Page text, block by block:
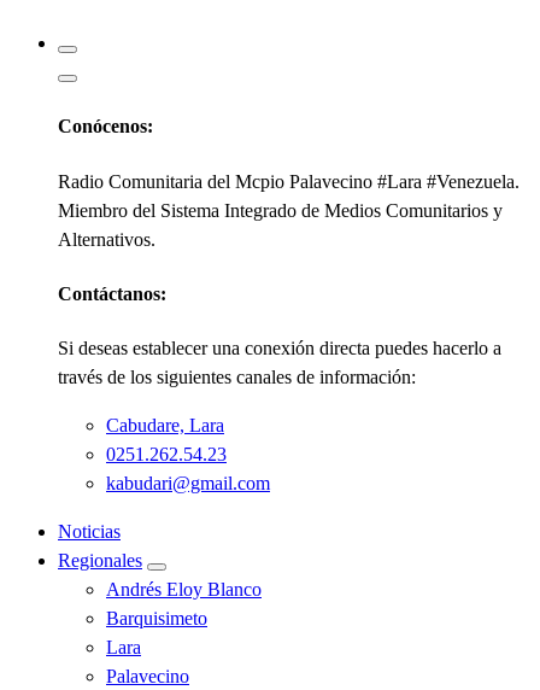
Kabudari
Conócenos:
Radio Comunitaria del Mcpio Palavecino #Lara #Venezuela.
Miembro del Sistema Integrado de Medios Comunitarios y
Alternativos.
Contáctanos:
Si deseas establecer una conexión directa puedes hacerlo a
través de los siguientes canales de información:
Cabudare, Lara
0251.262.54.23
kabudari@gmail.com
Noticias
Regionales
Andrés Eloy Blanco
Barquisimeto
Lara
Palavecino